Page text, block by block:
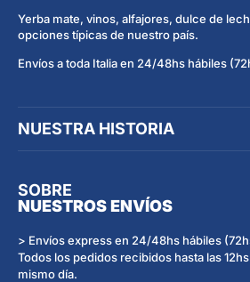
Yerba mate, vinos, alfajores, dulce de
opciones típicas de nuestro país.
Envíos a toda Italia en 24/48hs hábiles
NUESTRA HISTORIA
SOBRE
NUESTROS ENVÍOS
> Envíos express en 24/48hs hábiles
Todos los pedidos recibidos hasta las
mismo día.